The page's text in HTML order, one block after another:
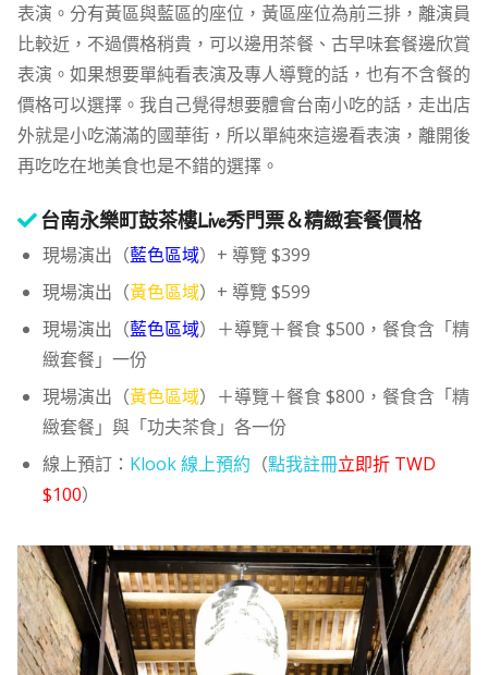
表演。分有黃區與藍區的座位，黃區座位為前三排，離演員
比較近，不過價格稍貴，可以邊用茶餐、古早味套餐邊欣賞
表演。如果想要單純看表演及專人導覽的話，也有不含餐的
價格可以選擇。我自己覺得想要體會台南小吃的話，走出店
外就是小吃滿滿的國華街，所以單純來這邊看表演，離開後
再吃吃在地美食也是不錯的選擇。
台南永樂町鼓茶樓Live秀門票＆精緻套餐價格
現場演出（藍色區域）+ 導覽 $399
現場演出（黃色區域）+ 導覽 $599
現場演出（藍色區域）＋導覽＋餐食 $500，餐食含「精
緻套餐」一份
現場演出（黃色區域）＋導覽＋餐食 $800，餐食含「精
緻套餐」與「功夫茶食」各一份
線上預訂： Klook 線上預約 （點我註冊立即折 TWD
$100）